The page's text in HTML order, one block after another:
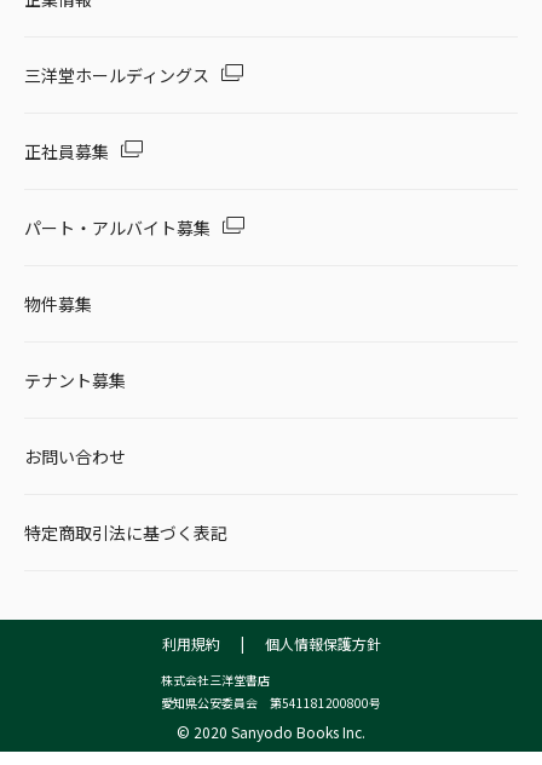
三洋堂ホールディングス
正社員募集
パート・アルバイト募集
物件募集
テナント募集
お問い合わせ
特定商取引法に基づく表記
利用規約 | 個人情報保護方針
株式会社三洋堂書店
愛知県公安委員会 第541181200800号
© 2020 Sanyodo Books Inc.